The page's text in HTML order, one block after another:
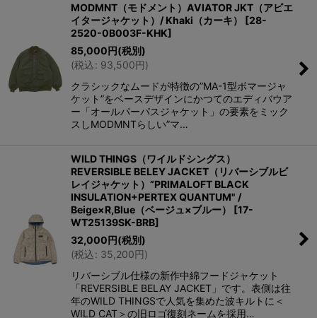
MODMNT（モドメント）AVIATOR JKT（アビエ
イタージャケット）/ Khaki（カーキ）
[28-
2520-0B003F-KHK]
85,000円(税別)
(税込: 93,500円)
クラシックなムードが特徴の”MA-1型ボマージャ
ケット”をベースデザインにかつてのエディバウア
ー「オールパーパスジャケット」の要素をミック
スしMODMNTらしい”マ…
WILD THINGS（ワイルドシングス）
REVERSIBLE BELEY JACKET（リバーシブルビ
レイジャケット）”PRIMALOFT BLACK
INSULATION+PERTEX QUANTUM" /
Beige×R,Blue（ベージュ×ブルー）
[17-
WT25139SK-BRB]
32,000円(税別)
(税込: 35,200円)
リバーシブル仕様の新作中綿フードジャケット
「REVERSIBLE BELAY JACKET」です。表側は往
年のWILD THINGSで人気を集めた波キルトに＜
WILD CAT＞の旧ロゴ復刻ネームを採用…